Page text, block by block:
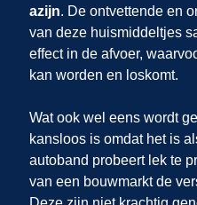
azijn. De ontvettende en
van deze huismiddeltjes
effect in de afvoer,
kan worden en loskomt.
Wat ook wel eens wordt
kansloos is omdat het is
autoband probeert lek te
van een bouwmarkt de